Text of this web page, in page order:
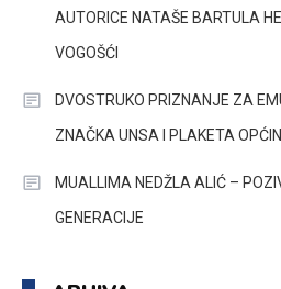
AUTORICE NATAŠE BARTULA
VOGOŠĆI
DVOSTRUKO PRIZNANJE ZA
ZNAČKA UNSA I PLAKETA
MUALLIMA NEDŽLA ALIĆ –
GENERACIJE